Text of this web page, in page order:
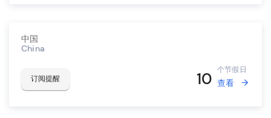
中国
China
订阅提醒 10 个节假日
查看